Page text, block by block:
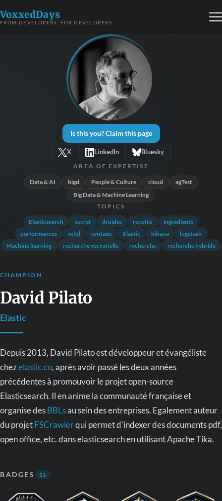
VoxxedDays
FROM DEVELOPERS, FOR DEVELOPERS
Is this you? Claim this page
X LinkedIn Bluesky
AREA OF EXPERTISE
Data & AI bigd People & Culture cloud
agTest
Big Data & Machine Learning
TOPICS
Elasticsearch secret druides recette
ingrédients
performances
es|ql syntaxe Elastic kibana
logstash
Machine learning
recherche vectorielle recherche recherche hybride
CHAMPION
David Pilato
Elastic
Depuis 2013, David Pilato est développeur et évangéliste
chezelastic.co, après avoir passé les deux années
précédentes à promouvoir le projet open-source
Elasticsearch. Il en anime la communauté française et
organise desBBLsau sein des entreprises. Egalement auteur
du projetFSCrawlerqui permet d'indexer des documents pdf,
open office, etc. dans elasticsearch en utilisant Apache Tika.
BADGES 11